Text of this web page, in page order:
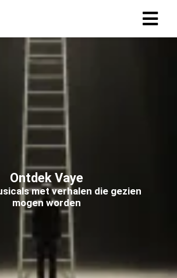
Ontdek Vaye
met verhalen die gezien
mogen worden